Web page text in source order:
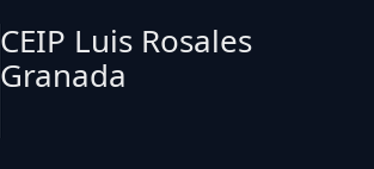
CEIP Luis Rosales
Granada